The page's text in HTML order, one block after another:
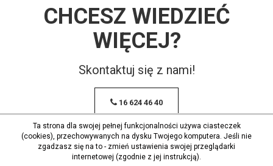
CHCESZ WIEDZIEĆ
WIĘCEJ?
Skontaktuj się z nami!
16 624 46 40
Ta strona dla swojej pełnej funkcjonalności używa ciasteczek
(cookies), przechowywanych na dysku Twojego komputera. Jeśli nie
zgadzasz się na to - zmień ustawienia swojej przeglądarki
internetowej (zgodnie z jej instrukcją).